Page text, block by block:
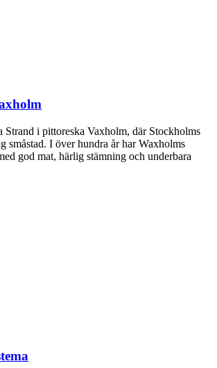
i pittoreska Vaxholm, där Stockholms
småstad. I över hundra år har Waxholms
god mat, härlig stämning och underbara